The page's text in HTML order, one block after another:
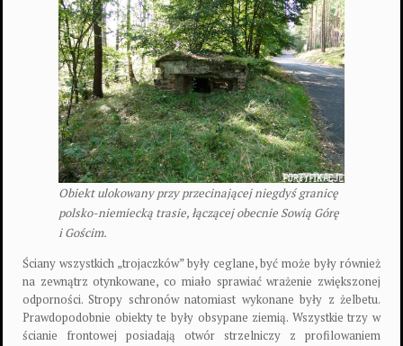
Obiekt ulokowany przy przecinającej niegdyś granicę
polsko-niemiecką trasie, łączącej obecnie Sowią Górę
i Gościm.
Ściany wszystkich „trojaczków” były ceglane, być może były również
na zewnątrz otynkowane, co miało sprawiać wrażenie zwiększonej
odporności. Stropy schronów natomiast wykonane były z żelbetu.
Prawdopodobnie obiekty te były obsypane ziemią. Wszystkie trzy w
ścianie frontowej posiadają otwór strzelniczy z profilowaniem